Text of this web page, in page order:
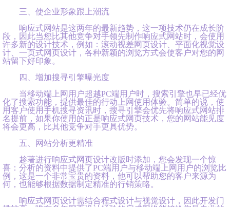
三、使企业形象跟上潮流
响应式网站是这两年的最新趋势，这一项技术仍在成长阶
段，因此当您比其他竞争对手领先制作响应式网站时，会使用
许多新的设计技术，例如：滚动视差网页设计、平面化视觉设
计、一页式网页设计，各种新颖的浏览方式会使客户对您的网
站留下好印象。
四、增加搜寻引擎曝光度
当移动端上网用户超越PC端用户时，搜索引擎也早已经优
化了搜索功能，提供最佳的行动上网使用体验。简单的说，使
用客户使用手机搜寻资讯时，搜寻引擎会优先将响应式网站排
名提前，如果你使用的正是响应式网页技术，您的网站能见度
将会更高，比其他竞争对手更具优势。
五、网站分析更精准
趁著进行响应式网页设计改版时添加，您会发现一个惊
喜：分析的资料中提供了PC端用户与移动端上网用户的浏览比
例，这是一个非常宝贵的资料，他可以帮助您的客户来源为
何，也能够根据数据制定精准的行销策略。
响应式网页设计需结合程式设计与视觉设计，因此开发门